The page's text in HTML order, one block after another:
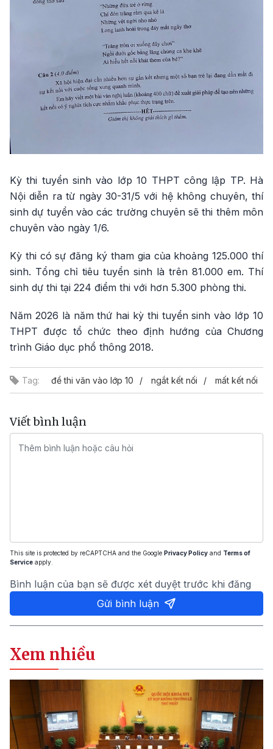
Kỳ thi tuyển sinh vào lớp 10 THPT công lập TP. Hà
Nội diễn ra từ ngày 30-31/5 với hệ không chuyên, thí
sinh dự tuyển vào các trường chuyên sẽ thi thêm môn
chuyên vào ngày 1/6.
Kỳ thi có sự đăng ký tham gia của khoảng 125.000 thí
sinh. Tổng chỉ tiêu tuyển sinh là trên 81.000 em. Thí
sinh dự thi tại 224 điểm thi với hơn 5.300 phòng thi.
Năm 2026 là năm thứ hai kỳ thi tuyển sinh vào lớp 10
THPT được tổ chức theo định hướng của Chương
trình Giáo dục phổ thông 2018.
Tag: đề thi văn vào lớp 10 ngắt kết nối mất kết nối
Viết bình luận
This site is protected by reCAPTCHA and the Google Privacy Policy and Terms of
Service apply.
Bình luận của bạn sẽ được xét duyệt trước khi đăng
Gửi bình luận
Xem nhiều